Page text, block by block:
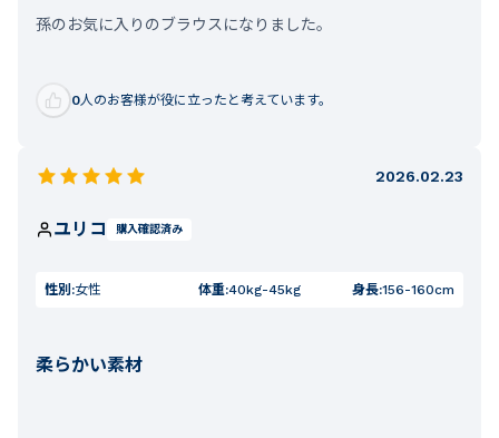
孫のお気に入りのブラウスになりました。
0人のお客様が役に立ったと考えています。
2026.02.23
ユリコ 購入確認済み
性別:女性 体重:40kg-45kg 身長:156-160cm
柔らかい素材